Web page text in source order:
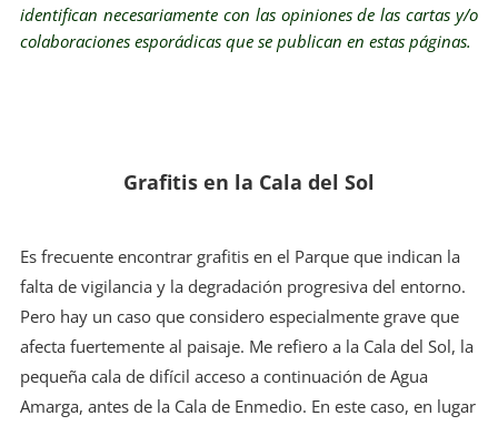
identifican necesariamente con las opiniones de las cartas y/o
colaboraciones esporádicas que se publican en estas páginas.
Grafitis en la Cala del Sol
Es frecuente encontrar grafitis en el Parque que indican la
falta de vigilancia y la degradación progresiva del entorno.
Pero hay un caso que considero especialmente grave que
afecta fuertemente al paisaje. Me refiero a la Cala del Sol, la
pequeña cala de difícil acceso a continuación de Agua
Amarga, antes de la Cala de Enmedio. En este caso, en lugar